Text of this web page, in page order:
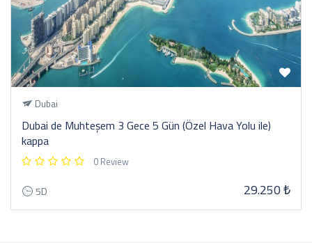
Dubai
Dubai de Muhteşem 3 Gece 5 Gün (Özel Hava Yolu ile)
kappa
0 Review
5D 29.250 ₺